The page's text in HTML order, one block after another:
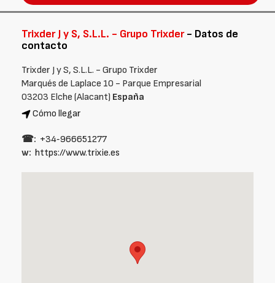
Trixder J y S, S.L.L. - Grupo Trixder- Datos de
contacto
Trixder J y S, S.L.L. - Grupo Trixder
Marqués de Laplace 10 - Parque Empresarial
03203 Elche (Alacant) España
Cómo llegar
☎: +34‑966651277
w: https://www.trixie.es